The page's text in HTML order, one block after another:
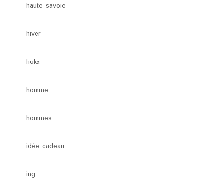
haute savoie
hiver
hoka
homme
hommes
idée cadeau
ing